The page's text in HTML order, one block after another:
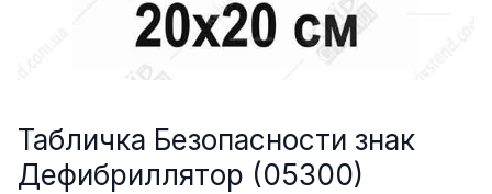
Табличка Безопасности знак
Дефибриллятор (05300)